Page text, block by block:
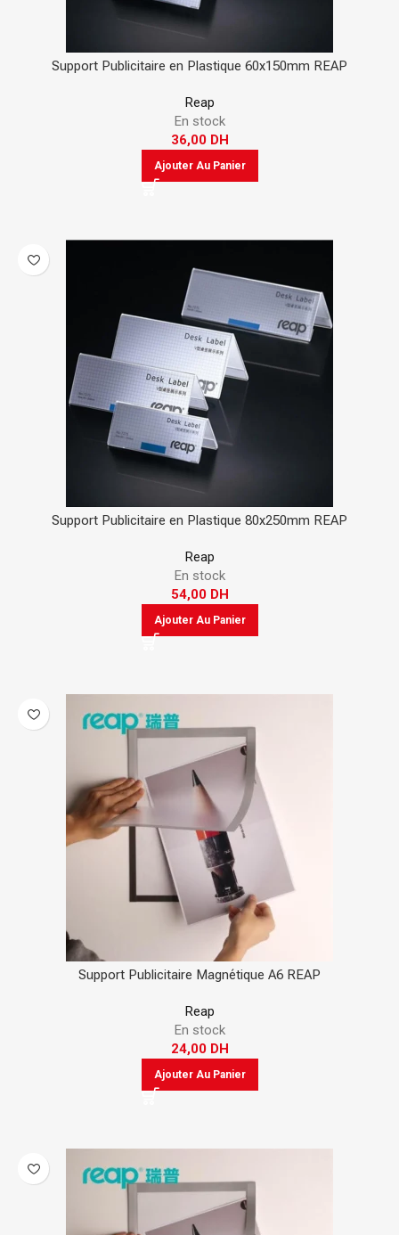
Support Publicitaire en Plastique 60x150mm REAP
Reap
En stock
36,00 DH
Ajouter Au Panier
Support Publicitaire en Plastique 80x250mm REAP
Reap
En stock
54,00 DH
Ajouter Au Panier
Support Publicitaire Magnétique A6 REAP
Reap
En stock
24,00 DH
Ajouter Au Panier